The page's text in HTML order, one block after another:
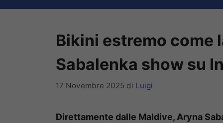
Bikini estremo come
Sabalenka show su
17 Novembre 2025 di Luigi
Direttamente dalle Maldive, Aryna